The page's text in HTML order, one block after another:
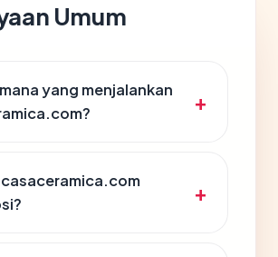
Umum
yang menjalankan